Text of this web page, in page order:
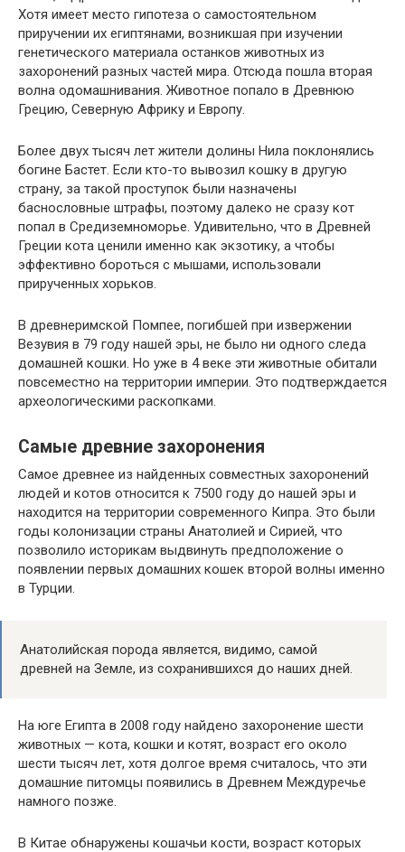
Хотя имеет место гипотеза о самостоятельном
приручении их египтянами, возникшая при изучении
генетического материала останков животных из
захоронений разных частей мира. Отсюда пошла вторая
волна одомашнивания. Животное попало в Древнюю
Грецию, Северную Африку и Европу.
Более двух тысяч лет жители долины Нила поклонялись
богине Бастет. Если кто-то вывозил кошку в другую
страну, за такой проступок были назначены
баснословные штрафы, поэтому далеко не сразу кот
попал в Средиземноморье. Удивительно, что в Древней
Греции кота ценили именно как экзотику, а чтобы
эффективно бороться с мышами, использовали
прирученных хорьков.
В древнеримской Помпее, погибшей при извержении
Везувия в 79 году нашей эры, не было ни одного следа
домашней кошки. Но уже в 4 веке эти животные обитали
повсеместно на территории империи. Это подтверждается
археологическими раскопками.
Самые древние захоронения
Самое древнее из найденных совместных захоронений
людей и котов относится к 7500 году до нашей эры и
находится на территории современного Кипра. Это были
годы колонизации страны Анатолией и Сирией, что
позволило историкам выдвинуть предположение о
появлении первых домашних кошек второй волны именно
в Турции.
Анатолийская порода является, видимо, самой
древней на Земле, из сохранившихся до наших дней.
На юге Египта в 2008 году найдено захоронение шести
животных — кота, кошки и котят, возраст его около
шести тысяч лет, хотя долгое время считалось, что эти
домашние питомцы появились в Древнем Междуречье
намного позже.
В Китае обнаружены кошачьи кости, возраст которых